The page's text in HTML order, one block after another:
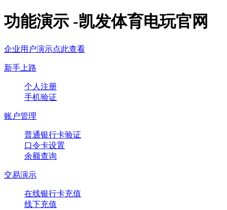
功能演示 -凯发体育电玩官网
企业用户演示点此查看
新手上路
个人注册
手机验证
账户管理
普通银行卡验证
口令卡设置
余额查询
交易演示
在线银行卡充值
线下充值